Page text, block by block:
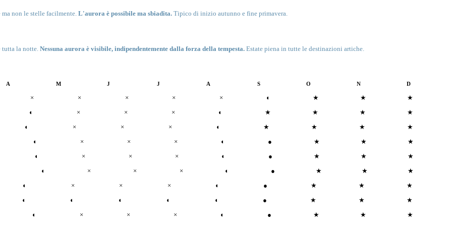
non le stelle facilmente. L'aurora è possibile ma sbiadita. Tipico di inizio autunno e fine primavera.
la notte. Nessuna aurora è visibile, indipendentemente dalla forza della tempesta. Estate piena in tutte le destinazioni artiche.
A M J J A S O N D
× × × × × ◐ ★ ★
★
◐
× × × ◐ ★ ★ ★
★
◐
× × × ◐ ★ ★ ★
★
◐
× × × ◐ ● ★ ★
★
◐
× × × ◐ ● ★ ★
★
◐
× × × ◐ ● ★ ★
★
◐
× × × ◐ ● ★ ★
★
◐
◐ ◐ ◐ ◐ ● ★ ★
★
◐
× × × ◐ ● ★ ★
★